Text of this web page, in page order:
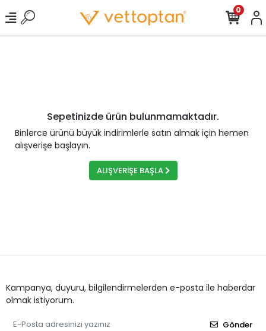
0
Sepetinizde ürün bulunmamaktadır.
Binlerce ürünü büyük indirimlerle satın almak için hemen
alışverişe başlayın.
ALIŞVERİŞE BAŞLA
Kampanya, duyuru, bilgilendirmelerden e-posta ile haberdar
olmak istiyorum.
Gönder